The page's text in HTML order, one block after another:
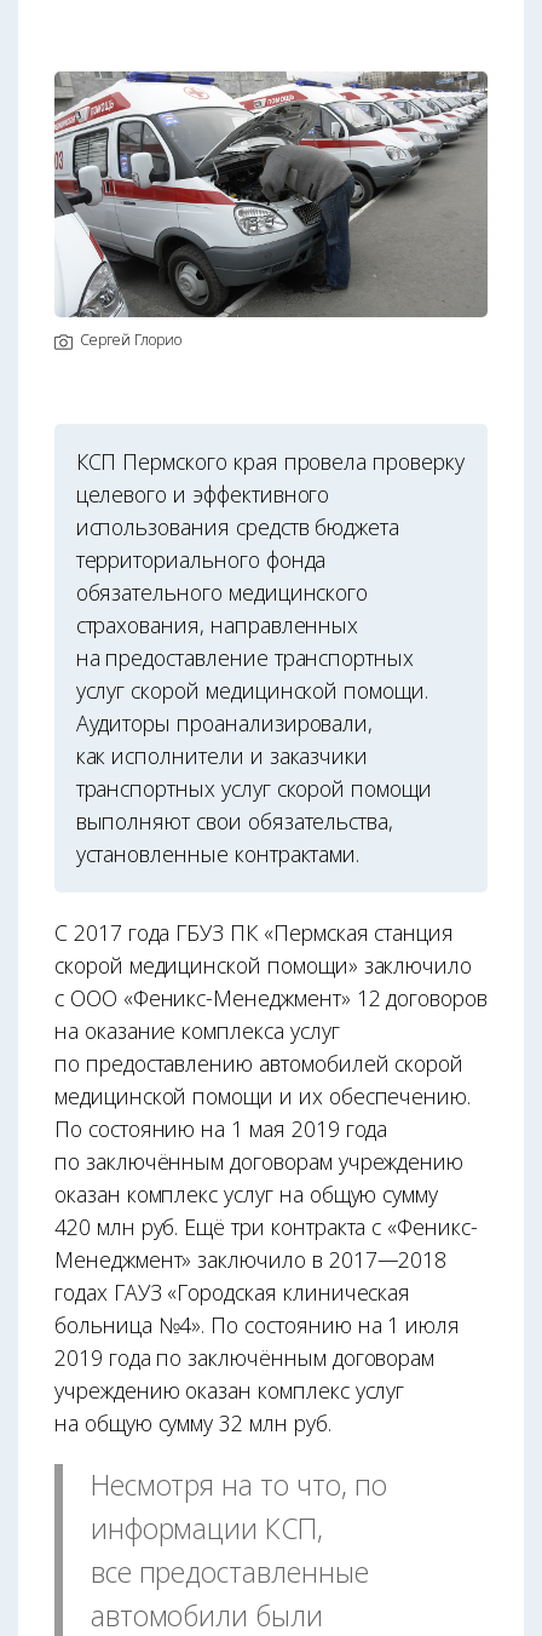
Сергей Глорио
КСП Пермского края провела проверку
целевого и эффективного
использования средств бюджета
территориального фонда
обязательного медицинского
страхования, направленных
на предоставление транспортных
услуг скорой медицинской помощи.
Аудиторы проанализировали,
как исполнители и заказчики
транспортных услуг скорой помощи
выполняют свои обязательства,
установленные контрактами.
С 2017 года ГБУЗ ПК «Пермская станция
скорой медицинской помощи» заключило
с ООО «Феникс-Менеджмент» 12 договоров
на оказание комплекса услуг
по предоставлению автомобилей скорой
медицинской помощи и их обеспечению.
По состоянию на 1 мая 2019 года
по заключённым договорам учреждению
оказан комплекс услуг на общую сумму
420 млн руб. Ещё три контракта с «Феникс-
Менеджмент» заключило в 2017—2018
годах ГАУЗ «Городская клиническая
больница №4». По состоянию на 1 июля
2019 года по заключённым договорам
учреждению оказан комплекс услуг
на общую сумму 32 млн руб.
Несмотря на то что, по
информации КСП,
все предоставленные
автомобили были